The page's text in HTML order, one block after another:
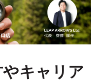
キャリア